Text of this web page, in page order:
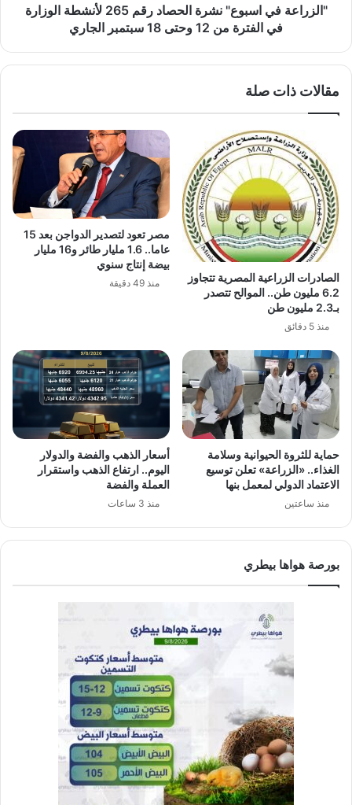
في
18
"الزراعة في اسبوع" نشرة الحصاد رقم 265 لأنشطة الوزارة
في الفترة من 12 وحتى 18 سبتمبر الجاري
مقالات ذات صلة
الصادرات الزراعية المصرية تتجاوز
6.2 مليون طن.. الموالح تتصدر
بـ2.3 مليون طن
منذ 5 دقائق
مصر تعود لتصدير الدواجن بعد 15
عاما.. 1.6 مليار طائر و16 مليار
بيضة إنتاج سنوي
منذ 49 دقيقة
حماية للثروة الحيوانية وسلامة
الغذاء.. «الزراعة» تعلن توسيع
الاعتماد الدولي لمعمل بنها
منذ ساعتين
أسعار الذهب والفضة والدولار
اليوم.. ارتفاع الذهب واستقرار
العملة والفضة
منذ 3 ساعات
بورصة هواها بيطري